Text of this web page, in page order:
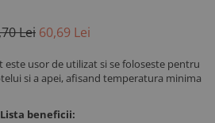
Lei 60,69 Lei
este usor de utilizat si se foloseste pentru
si a apei, afisand temperatura minima
Lista beneficii: